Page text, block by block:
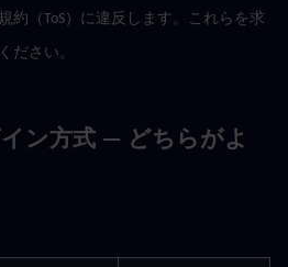
約（ToS）に違反します。これらを求
ださい。
イン方式 — どちらがよ